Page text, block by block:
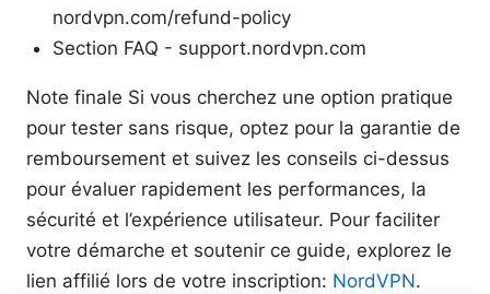
nordvpn.com/refund-policy
Section FAQ - support.nordvpn.com
Note finale Si vous cherchez une option pratique
pour tester sans risque, optez pour la garantie de
remboursement et suivez les conseils ci-dessus
pour évaluer rapidement les performances, la
sécurité et l’expérience utilisateur. Pour faciliter
votre démarche et soutenir ce guide, explorez le
lien affilié lors de votre inscription: NordVPN.